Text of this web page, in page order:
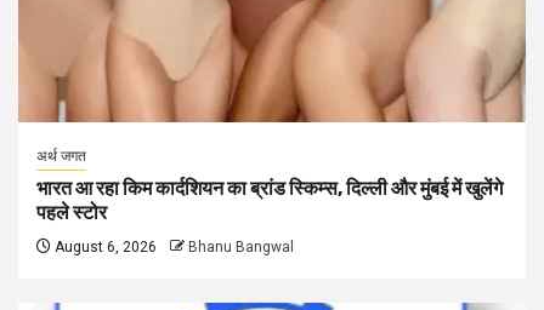
अर्थ जगत
भारत आ रहा किम कार्दशियन का ब्रांड स्किम्स, दिल्ली और मुंबई में खुलेंगे
पहले स्टोर
August 6, 2026 Bhanu Bangwal